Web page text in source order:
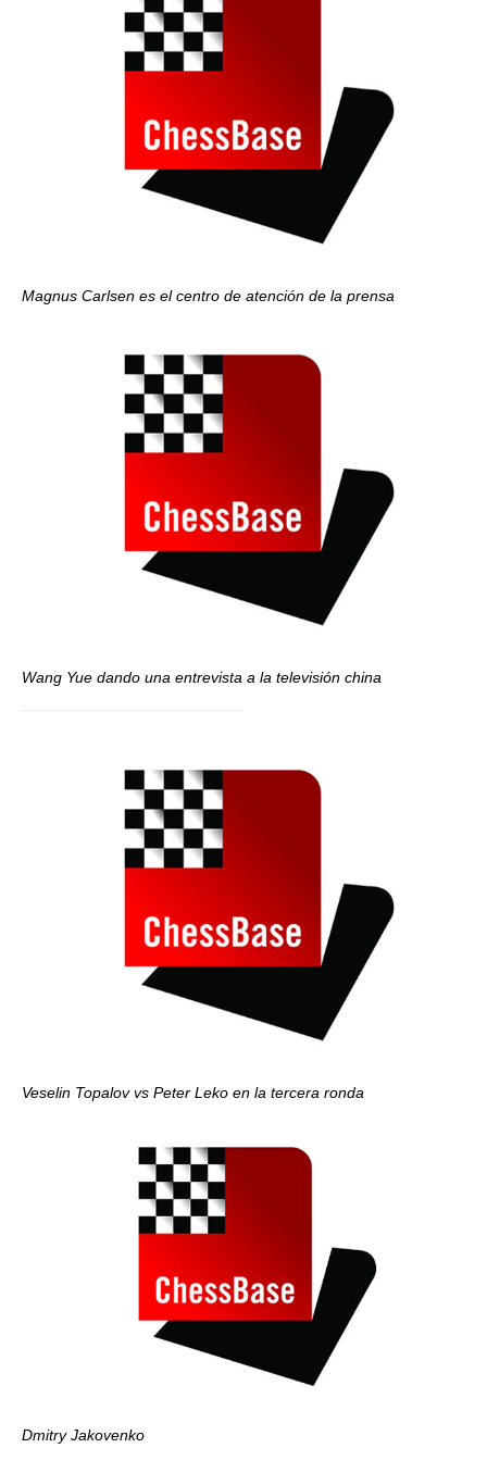
Magnus Carlsen es el centro de atención de la prensa
Wang Yue dando una entrevista a la televisión china
Veselin Topalov vs Peter Leko en la tercera ronda
Dmitry Jakovenko